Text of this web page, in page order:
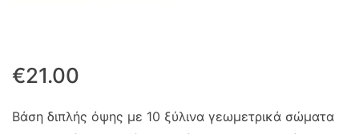
€21.00
Βάση διπλής όψης με 10 ξύλινα γεωμετρικά σώματα